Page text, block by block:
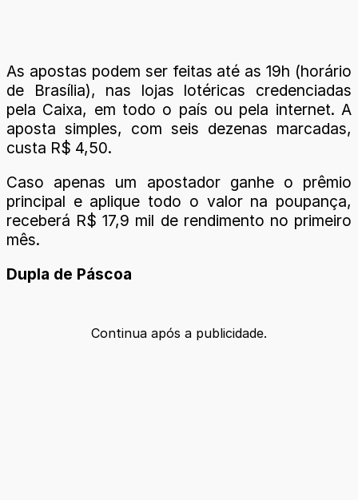
As apostas podem ser feitas até as 19h (horário
de Brasília), nas lojas lotéricas credenciadas
pela Caixa, em todo o país ou pela internet. A
aposta simples, com seis dezenas marcadas,
custa R$ 4,50.
Caso apenas um apostador ganhe o prêmio
principal e aplique todo o valor na poupança,
receberá R$ 17,9 mil de rendimento no primeiro
mês.
Dupla de Páscoa
Continua após a publicidade.